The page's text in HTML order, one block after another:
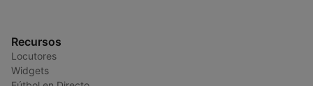
Recursos
Locutores
Widgets